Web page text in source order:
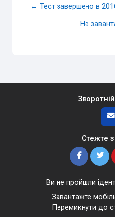
← Тест завершено в
Не
Стежте
Ви не пройшли
Завантажте
Перемикнути до